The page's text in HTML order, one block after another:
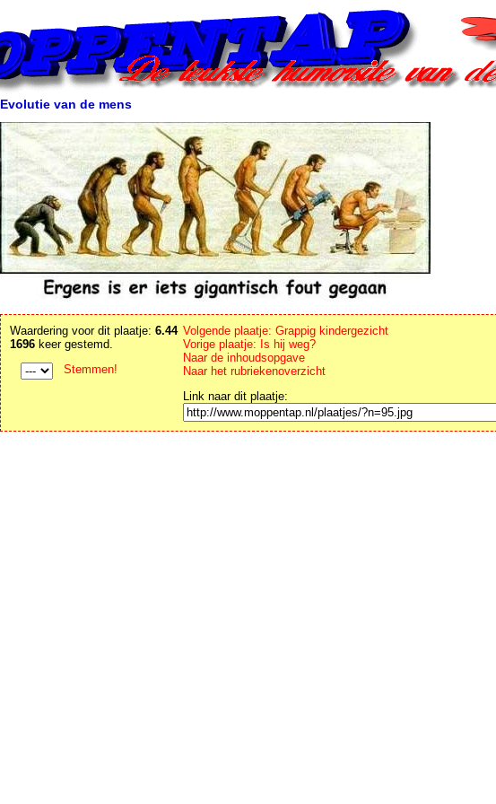
Evolutie van de mens
Waardering voor dit plaatje: 6.44
1696 keer gestemd.
Stemmen!
Volgende plaatje: Grappig kindergezicht
Vorige plaatje: Is hij weg?
Naar de inhoudsopgave
Naar het rubriekenoverzicht
Link naar dit plaatje: